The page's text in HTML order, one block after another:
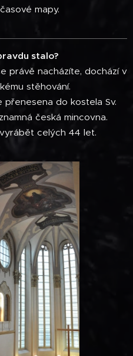
mapy.
stalo?
právě nacházíte, dochází v
stěhování.
do kostela Sv.
česká mincovna.
celých 44 let.